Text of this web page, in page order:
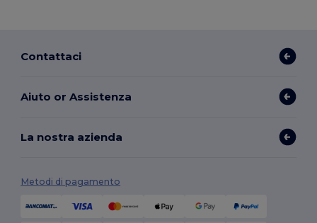
Contattaci
Aiuto or Assistenza
La nostra azienda
Metodi di pagamento